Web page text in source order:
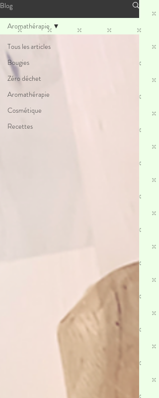
Blog
Tous les articles
Bougies
Zéro déchet
Aromathérapie
Cosmétique
Recettes
Aromathérapie